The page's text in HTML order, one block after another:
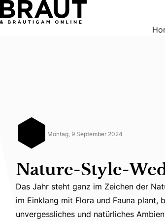
Montag, 9 September 2024
Nature-Style-
Das Jahr steht ganz im Zeichen der
Das Jahr steht ganz im Zeichen der
im Einklang mit Flora und Fauna plant,
unvergessliches und natürliches